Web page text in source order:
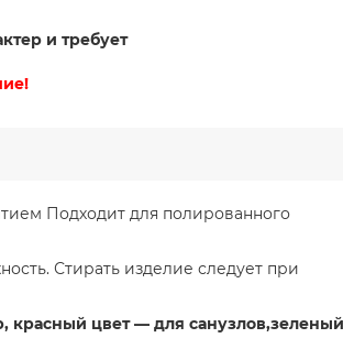
и требует
Подходит для полированного
Стирать изделие следует при
красный цвет — для